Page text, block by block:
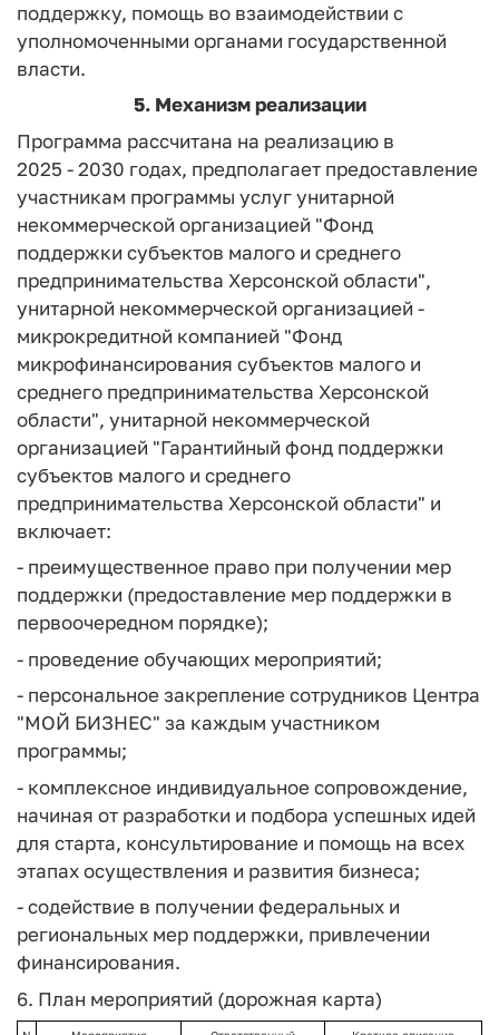
поддержку, помощь во взаимодействии с
уполномоченными органами государственной
власти.
5. Механизм реализации
Программа рассчитана на реализацию в
2025 - 2030 годах, предполагает предоставление
участникам программы услуг унитарной
некоммерческой организацией "Фонд
поддержки субъектов малого и среднего
предпринимательства Херсонской области",
унитарной некоммерческой организацией -
микрокредитной компанией "Фонд
микрофинансирования субъектов малого и
среднего предпринимательства Херсонской
области", унитарной некоммерческой
организацией "Гарантийный фонд поддержки
субъектов малого и среднего
предпринимательства Херсонской области" и
включает:
- преимущественное право при получении мер
поддержки (предоставление мер поддержки в
первоочередном порядке);
- проведение обучающих мероприятий;
- персональное закрепление сотрудников Центра
"МОЙ БИЗНЕС" за каждым участником
программы;
- комплексное индивидуальное сопровождение,
начиная от разработки и подбора успешных идей
для старта, консультирование и помощь на всех
этапах осуществления и развития бизнеса;
- содействие в получении федеральных и
региональных мер поддержки, привлечении
финансирования.
6. План мероприятий (дорожная карта)